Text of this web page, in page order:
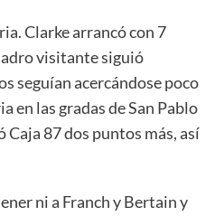
Clarke arrancó con 7
visitante siguió
seguían acercándose poco
en las gradas de San Pablo
Caja 87 dos puntos más, así
ni a Franch y Bertain y